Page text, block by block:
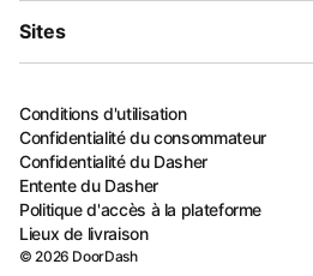
Sites
Conditions d'utilisation
Confidentialité du consommateur
Confidentialité du Dasher
Entente du Dasher
Politique d'accès à la plateforme
Lieux de livraison
©2026 DoorDash